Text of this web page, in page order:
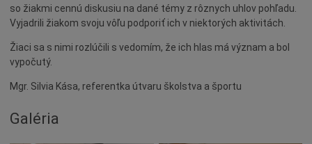
Seniori
Partnerské mestá
Národnostné menšiny
Rekonštrukcia
so žiakmi cennú diskusiu na dané témy z rôznych uhlov pohľadu.
Vyjadrili žiakom svoju vôľu podporiť ich v niektorých aktivitách.
Žiaci sa s nimi rozlúčili s vedomím, že ich hlas má význam a bol
vypočutý.
Mgr. Silvia Kása, referentka útvaru školstva a športu
Galéria